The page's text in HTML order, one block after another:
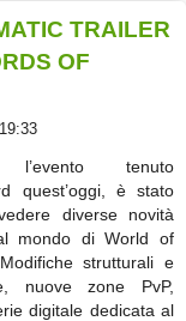
TRAILER
OF
l’evento tenuto
quest’oggi, è stato
diverse novità
mondo di World of
strutturali e
nuove zone PvP,
digitale dedicata al